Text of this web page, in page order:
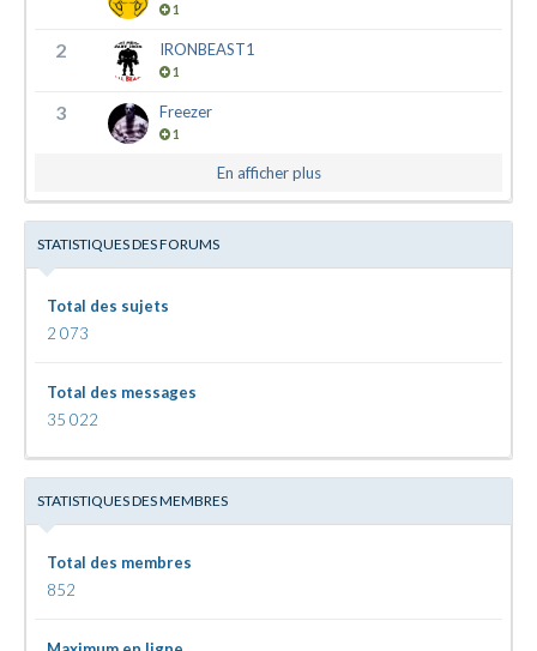
1
2 IRONBEAST1
1
3 Freezer
1
En afficher plus
STATISTIQUES DES FORUMS
Total des sujets
2 073
Total des messages
35 022
STATISTIQUES DES MEMBRES
Total des membres
852